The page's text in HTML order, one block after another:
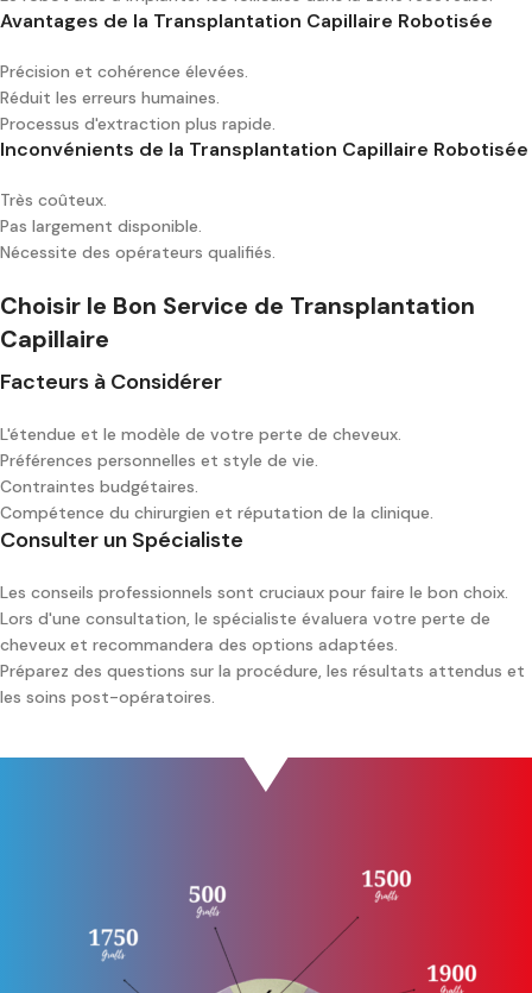
Avantages de la Transplantation Capillaire Robotisée
Précision et cohérence élevées.
Réduit les erreurs humaines.
Processus d'extraction plus rapide.
Inconvénients de la Transplantation Capillaire Robotisée
Très coûteux.
Pas largement disponible.
Nécessite des opérateurs qualifiés.
Choisir le Bon Service de Transplantation
Capillaire
Facteurs à Considérer
L'étendue et le modèle de votre perte de cheveux.
Préférences personnelles et style de vie.
Contraintes budgétaires.
Compétence du chirurgien et réputation de la clinique.
Consulter un Spécialiste
Les conseils professionnels sont cruciaux pour faire le bon choix.
Lors d'une consultation, le spécialiste évaluera votre perte de
cheveux et recommandera des options adaptées.
Préparez des questions sur la procédure, les résultats attendus et
les soins post-opératoires.